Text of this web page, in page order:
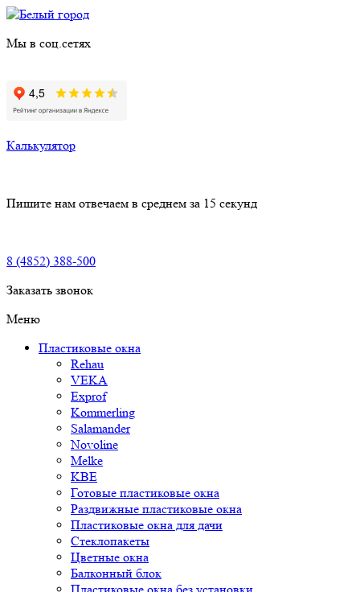
Мы в соц.сетях
Калькулятор
Пишите нам отвечаем в среднем за 15 секунд
8 (4852) 388-500
Заказать звонок
Меню
Пластиковые окна
Rehau
VEKA
Exprof
Kommerling
Salamander
Novoline
Melke
KBE
Готовые пластиковые окна
Раздвижные пластиковые окна
Пластиковые окна для дачи
Стеклопакеты
Цветные окна
Балконный блок